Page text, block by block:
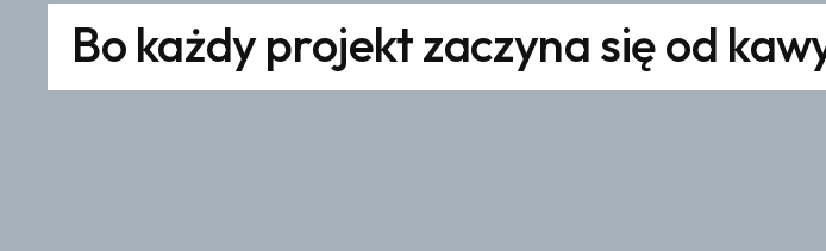
Bo każdy projekt zaczyna się od